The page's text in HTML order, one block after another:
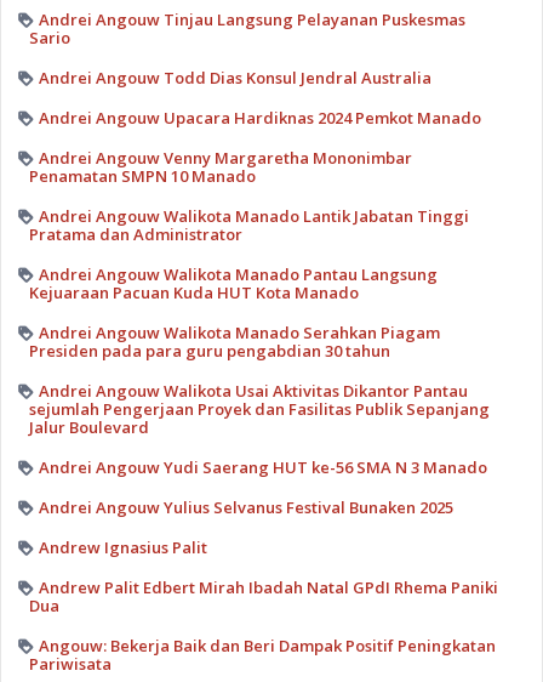
Andrei Angouw Tinjau Langsung Pelayanan Puskesmas
Sario
Andrei Angouw Todd Dias Konsul Jendral Australia
Andrei Angouw Upacara Hardiknas 2024 Pemkot Manado
Andrei Angouw Venny Margaretha Mononimbar
Penamatan SMPN 10 Manado
Andrei Angouw Walikota Manado Lantik Jabatan Tinggi
Pratama dan Administrator
Andrei Angouw Walikota Manado Pantau Langsung
Kejuaraan Pacuan Kuda HUT Kota Manado
Andrei Angouw Walikota Manado Serahkan Piagam
Presiden pada para guru pengabdian 30 tahun
Andrei Angouw Walikota Usai Aktivitas Dikantor Pantau
sejumlah Pengerjaan Proyek dan Fasilitas Publik Sepanjang
Jalur Boulevard
Andrei Angouw Yudi Saerang HUT ke-56 SMA N 3 Manado
Andrei Angouw Yulius Selvanus Festival Bunaken 2025
Andrew Ignasius Palit
Andrew Palit Edbert Mirah Ibadah Natal GPdI Rhema Paniki
Dua
Angouw: Bekerja Baik dan Beri Dampak Positif Peningkatan
Pariwisata